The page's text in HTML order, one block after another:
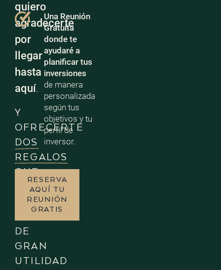
quiero
agradecerte
por
llegar
hasta
aquí.
Y
OFRECERTE
DOS
REGALOS
QUE
ESTOY
SEGURA
DE
GRAN
UTILIDAD
Una Reunión
Gratuita
donde te
ayudaré a
planificar tus
inversiones
de manera
personalizada
según tus
objetivos y tu
perfil de
inversor.
RESERVA
AQUÍ TU
REUNIÓN
GRATIS